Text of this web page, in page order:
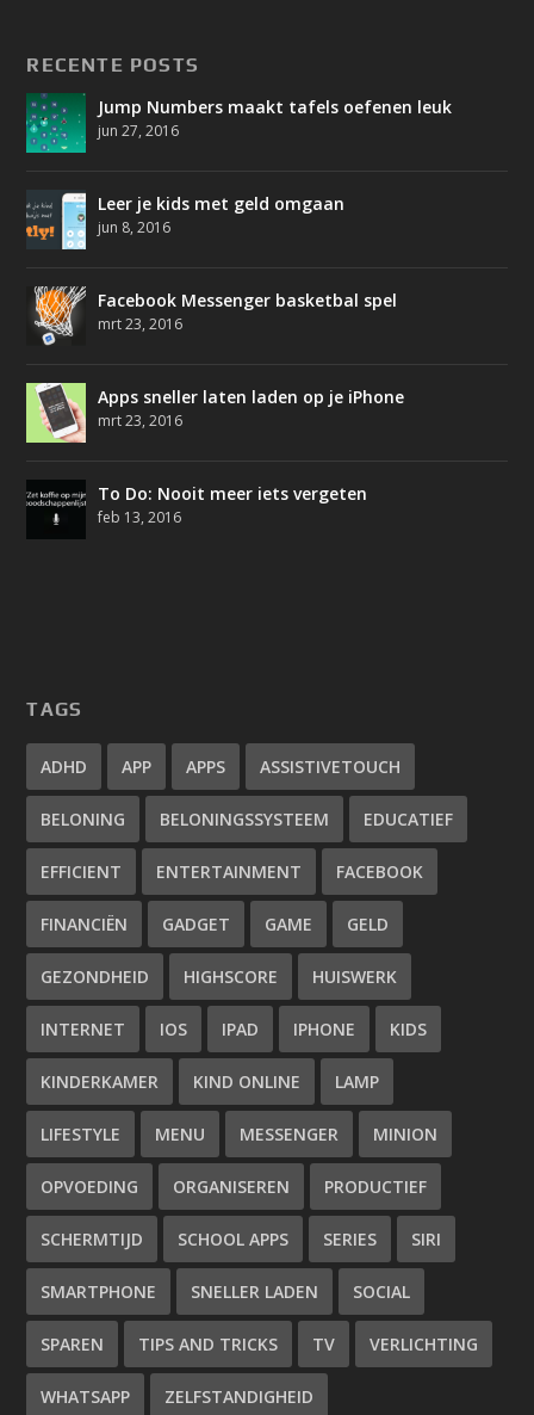
RECENTE POSTS
Jump Numbers maakt tafels oefenen leuk
jun 27, 2016
Leer je kids met geld omgaan
jun 8, 2016
Facebook Messenger basketbal spel
mrt 23, 2016
Apps sneller laten laden op je iPhone
mrt 23, 2016
To Do: Nooit meer iets vergeten
feb 13, 2016
TAGS
ADHD APP APPS ASSISTIVETOUCH
BELONING BELONINGSSYSTEEM EDUCATIEF
EFFICIENT ENTERTAINMENT FACEBOOK
FINANCIËN GADGET GAME GELD
GEZONDHEID HIGHSCORE HUISWERK
INTERNET IOS IPAD IPHONE KIDS
KINDERKAMER KIND ONLINE LAMP
LIFESTYLE MENU MESSENGER MINION
OPVOEDING ORGANISEREN PRODUCTIEF
SCHERMTIJD SCHOOL APPS SERIES SIRI
SMARTPHONE SNELLER LADEN SOCIAL
SPAREN TIPS AND TRICKS TV VERLICHTING
WHATSAPP ZELFSTANDIGHEID